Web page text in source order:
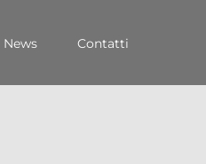
News Contatti